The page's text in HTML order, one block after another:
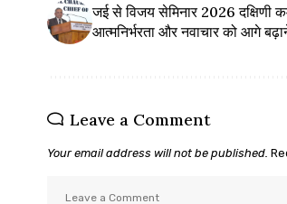
जई से विजय सेमिनार 2026 दक्षिणी
आत्मनिर्भरता और नवाचार को आगे
Leave a Comment
Your email address will not be published.